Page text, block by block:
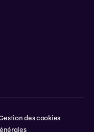
des cookies